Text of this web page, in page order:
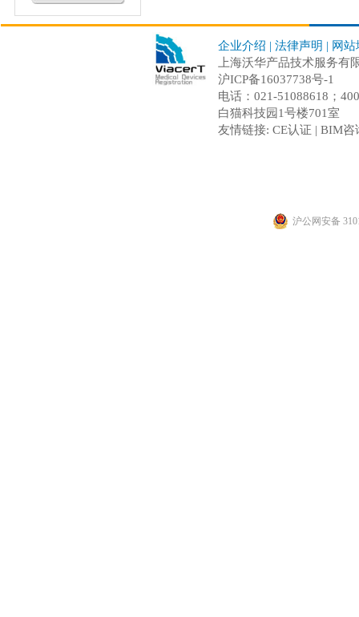
企业介绍 | 法律声明 | 网站
上海沃华产品技术服务有
沪ICP备16037738号-1
电话：021-51088618；
白猫科技园1号楼701室
友情链接: CE认证 | BIM咨
沪公网安备